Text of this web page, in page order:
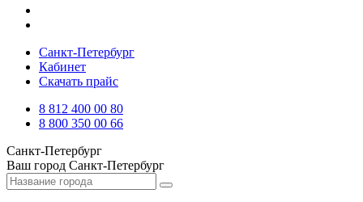
Санкт-Петербург
Кабинет
Скачать прайс
8 812 400 00 80
8 800 350 00 66
Санкт-Петербург
Ваш город Санкт-Петербург